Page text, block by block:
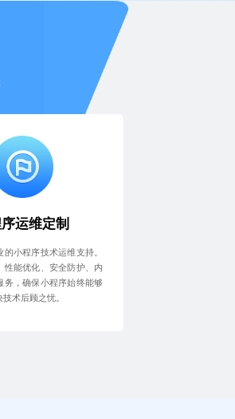
运维定制
小程序技术运维支持。
性能优化、安全防护、内
务，确保小程序始终能够
术后顾之忧。